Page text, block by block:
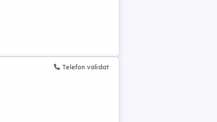
Telefon validat